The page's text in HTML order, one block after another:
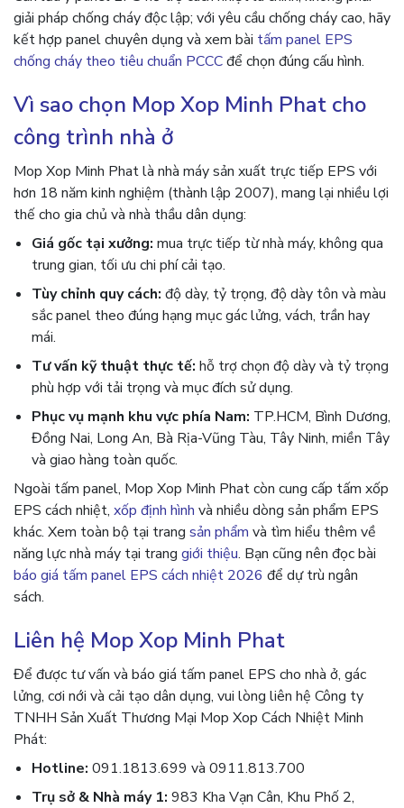
giải pháp chống cháy độc lập; với yêu cầu chống cháy cao, hãy
kết hợp panel chuyên dụng và xem bài tấm panel EPS
chống cháy theo tiêu chuẩn PCCCđể chọn đúng cấu hình.
Vì sao chọn Mop Xop Minh Phat cho
công trình nhà ở
Mop Xop Minh Phat là nhà máy sản xuất trực tiếp EPS với
hơn 18 năm kinh nghiệm (thành lập 2007), mang lại nhiều lợi
thế cho gia chủ và nhà thầu dân dụng:
Giá gốc tại xưởng: mua trực tiếp từ nhà máy, không qua
trung gian, tối ưu chi phí cải tạo.
Tùy chỉnh quy cách: độ dày, tỷ trọng, độ dày tôn và màu
sắc panel theo đúng hạng mục gác lửng, vách, trần hay
mái.
Tư vấn kỹ thuật thực tế: hỗ trợ chọn độ dày và tỷ trọng
phù hợp với tải trọng và mục đích sử dụng.
Phục vụ mạnh khu vực phía Nam: TP.HCM, Bình Dương,
Đồng Nai, Long An, Bà Rịa-Vũng Tàu, Tây Ninh, miền Tây
và giao hàng toàn quốc.
Ngoài tấm panel, Mop Xop Minh Phat còn cung cấp tấm xốp
EPS cách nhiệt, xốp định hình và nhiều dòng sản phẩm EPS
khác. Xem toàn bộ tại trang sản phẩm và tìm hiểu thêm về
năng lực nhà máy tại trang giới thiệu. Bạn cũng nên đọc bài
báo giá tấm panel EPS cách nhiệt 2026 để dự trù ngân
sách.
Liên hệ Mop Xop Minh Phat
Để được tư vấn và báo giá tấm panel EPS cho nhà ở, gác
lửng, cơi nới và cải tạo dân dụng, vui lòng liên hệ Công ty
TNHH Sản Xuất Thương Mại Mop Xop Cách Nhiệt Minh
Phát:
Hotline: 091.1813.699 và 0911.813.700
Trụ sở & Nhà máy 1: 983 Kha Vạn Cân, Khu Phố 2,